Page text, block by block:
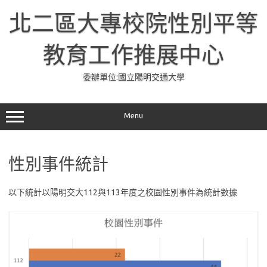
content
北二區大專校院性別平等
教育工作推展中心
委辦單位:國立陽明交通大學
Menu
性別事件統計
以下統計以陽明交大112與113年度之校園性別事件為統計數據